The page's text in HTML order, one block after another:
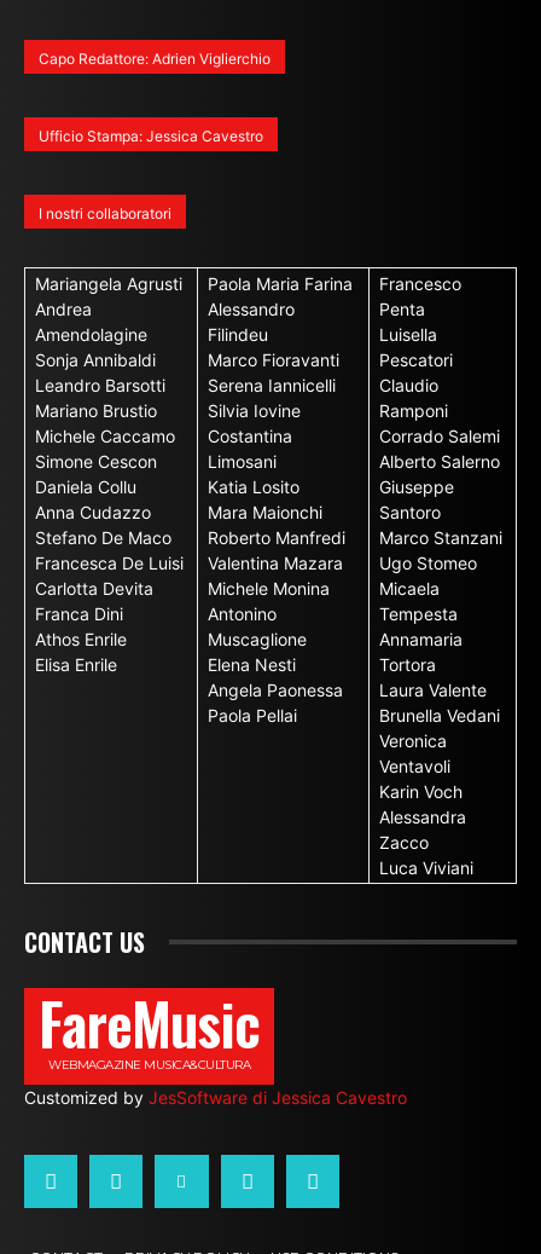
Capo Redattore: Adrien Viglierchio
Ufficio Stampa: Jessica Cavestro
I nostri collaboratori
Mariangela Agrusti
Andrea
Amendolagine
Sonja Annibaldi
Leandro Barsotti
Mariano Brustio
Michele Caccamo
Simone Cescon
Daniela Collu
Anna Cudazzo
Stefano De Maco
Francesca De Luisi
Carlotta Devita
Franca Dini
Athos Enrile
Elisa Enrile
Paola Maria Farina
Alessandro
Filindeu
Marco Fioravanti
Serena Iannicelli
Silvia Iovine
Costantina
Limosani
Katia Losito
Mara Maionchi
Roberto Manfredi
Valentina Mazara
Michele Monina
Antonino
Muscaglione
Elena Nesti
Angela Paonessa
Paola Pellai
Francesco
Penta
Luisella
Pescatori
Claudio
Ramponi
Corrado Salemi
Alberto Salerno
Giuseppe
Santoro
Marco Stanzani
Ugo Stomeo
Micaela
Tempesta
Annamaria
Tortora
Laura Valente
Brunella Vedani
Veronica
Ventavoli
Karin Voch
Alessandra
Zacco
Luca Viviani
CONTACT US
FareMusic
WEBMAGAZINE MUSICA&CULTURA
Customized by JesSoftware di Jessica Cavestro